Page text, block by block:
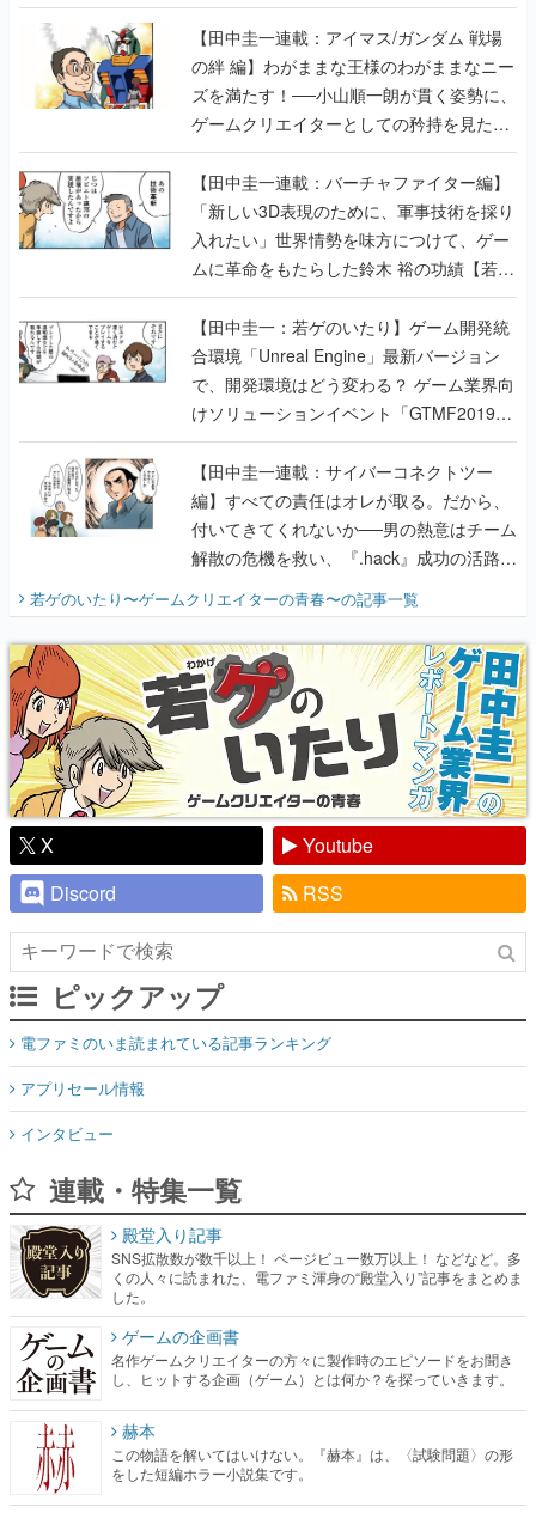
【田中圭一連載：アイマス/ガンダム 戦場
の絆 編】わがままな王様のわがままなニー
ズを満たす！──小山順一朗が貫く姿勢に、
ゲームクリエイターとしての矜持を見た
【若ゲのいたり最終回】
【田中圭一連載：バーチャファイター編】
「新しい3D表現のために、軍事技術を採り
入れたい」世界情勢を味方につけて、ゲー
ムに革命をもたらした鈴木 裕の功績【若ゲ
のいたり】
【田中圭一：若ゲのいたり】ゲーム開発統
合環境「Unreal Engine」最新バージョン
で、開発環境はどう変わる？ ゲーム業界向
けソリューションイベント「GTMF2019」
に行って、より理解を深めよう【PR】
【田中圭一連載：サイバーコネクトツー
編】すべての責任はオレが取る。だから、
付いてきてくれないか──男の熱意はチーム
解散の危機を救い、『.hack』成功の活路を
開く。業界の快男児・松山 洋に流れる血は
『少年ジャンプ』色だった【若ゲのいた
り】
若ゲのいたり〜ゲームクリエイターの青春〜の記事一覧
X
Youtube
Discord
RSS
ピックアップ
電ファミのいま読まれている記事ランキング
アプリセール情報
インタビュー
連載・特集一覧
殿堂入り記事
SNS拡散数が数千以上！ ページビュー数万以上！ などなど。多
くの人々に読まれた、電ファミ渾身の“殿堂入り”記事をまとめま
した。
ゲームの企画書
名作ゲームクリエイターの方々に製作時のエピソードをお聞き
し、ヒットする企画（ゲーム）とは何か？を探っていきます。
赫本
この物語を解いてはいけない。『赫本』は、〈試験問題〉の形
をした短編ホラー小説集です。